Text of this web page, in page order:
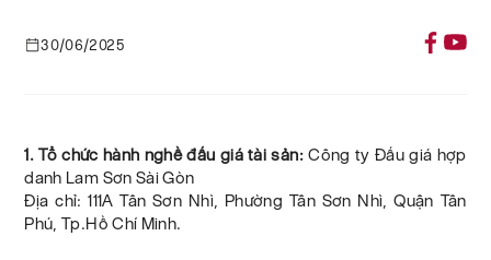
30/06/2025
1. Tổ chức hành nghề đấu giá tài sản:Công ty Đấu giá hợp
danh Lam Sơn Sài Gòn
Địa chỉ: 111A Tân Sơn Nhì, Phường Tân Sơn Nhì, Quận Tân
Phú, Tp.Hồ Chí Minh.